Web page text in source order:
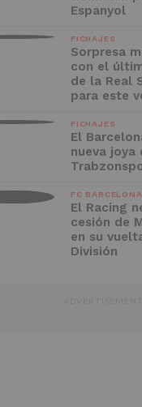
Espanyol
FICHAJES
Sorpresa
con el
de la Real
para este
FICHAJES
El
nueva joya
FC BARCELONA
El Racing
cesión de
en su
División